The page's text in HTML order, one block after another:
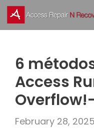
Skip
to
6
Access
February 28, 2025